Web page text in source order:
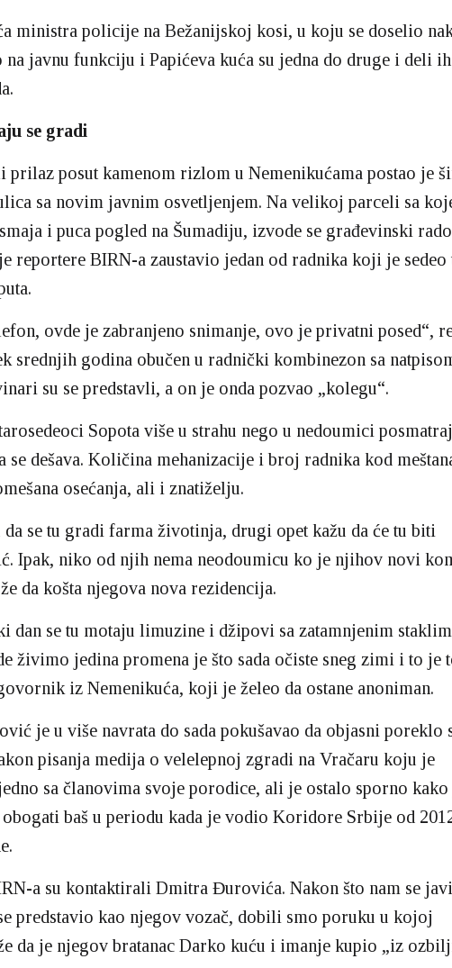
ministra policije na Bežanijskoj kosi, u koju se doselio
na javnu funkciju i Papićeva kuća su jedna do druge i deli ih
se gradi
prilaz posut kamenom rizlom u Nemenikućama postao je
sa novim javnim osvetljenjem. Na velikoj parceli sa
i puca pogled na Šumadiju, izvode se građevinski
reportere BIRN-a zaustavio jedan od radnika koji je sedeo
ovde je zabranjeno snimanje, ovo je privatni posed“,
srednjih godina obučen u radnički kombinezon sa
su se predstavli, a on je onda pozvao „kolegu“.
Sopota više u strahu nego u nedoumici
se dešava. Količina mehanizacije i broj radnika kod
osećanja, ali i znatiželju.
se tu gradi farma životinja, drugi opet kažu da će tu biti
Ipak, niko od njih nema neodoumicu ko je njihov novi
da košta njegova nova rezidencija.
dan se tu motaju limuzine i džipovi sa zatamnjenim
živimo jedina promena je što sada očiste sneg zimi i to je
iz Nemenikuća, koji je želeo da ostane anoniman.
je u više navrata do sada pokušavao da objasni poreklo
pisanja medija o velelepnoj zgradi na Vračaru koju je
sa članovima svoje porodice, ali je ostalo sporno kako
obogati baš u periodu kada je vodio Koridore Srbije od
a su kontaktirali Dmitra Đurovića. Nakon što nam se
predstavio kao njegov vozač, dobili smo poruku u kojoj
da je njegov bratanac Darko kuću i imanje kupio „iz